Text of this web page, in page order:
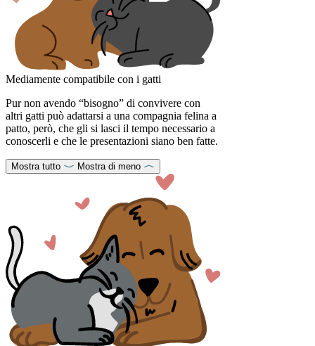
Mediamente compatibile con i gatti
Pur non avendo “bisogno” di convivere con
altri gatti può adattarsi a una compagnia felina a
patto, però, che gli si lasci il tempo necessario a
conoscerli e che le presentazioni siano ben fatte.
Mostra tutto Mostra di meno